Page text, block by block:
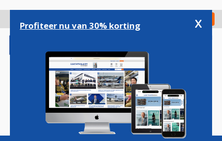
gaan
Check in
Magazine Podcasts Vacatures
Profiteer nu van 30% korting x